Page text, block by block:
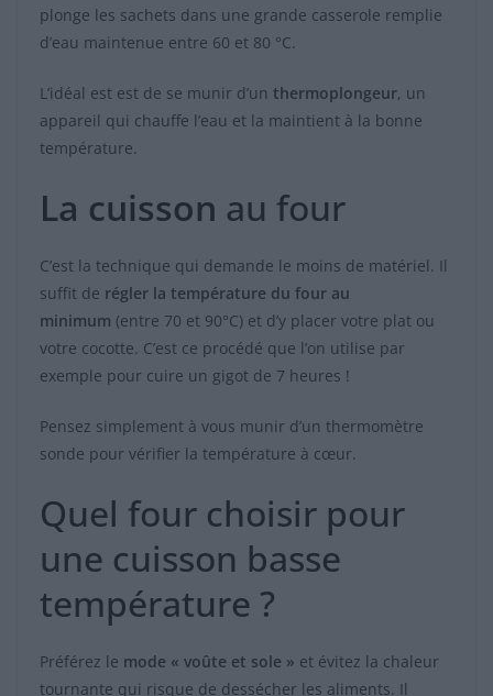
plonge les sachets dans une grande casserole remplie
d’eau maintenue entre 60 et 80 °C.
L’idéal est est de se munir d’un thermoplongeur, un
appareil qui chauffe l’eau et la maintient à la bonne
température.
La cuisson au four
C’est la technique qui demande le moins de matériel. Il
suffit de régler la température du four au
minimum (entre 70 et 90°C) et d’y placer votre plat ou
votre cocotte. C’est ce procédé que l’on utilise par
exemple pour cuire un gigot de 7 heures !
Pensez simplement à vous munir d’un thermomètre
sonde pour vérifier la température à cœur.
Quel four choisir pour
une cuisson basse
température ?
Préférez le mode « voûte et sole » et évitez la chaleur
tournante qui risque de dessécher les aliments. Il